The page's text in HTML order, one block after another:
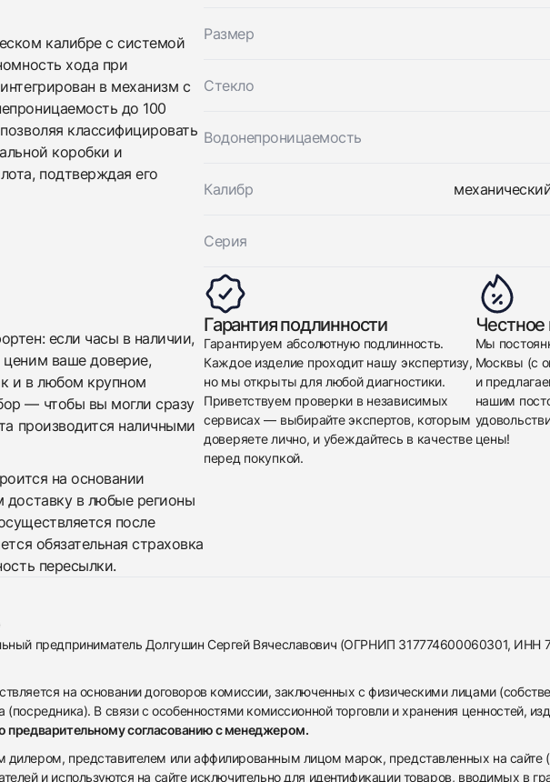
калибре с системой
хода при
в механизм с
до 100
классифицировать
коробки и
подтверждая его
Размер
Стекло
Водонепроницаемость
Калибр
Серия
если часы в наличии,
ваше доверие,
и в любом крупном
— чтобы вы могли сразу
производится наличными
на основании
доставку в любые регионы
после
обязательная страховка
пересылки.
Гарантия подлинности
Гарантируем абсолютную подлинность.
Каждое изделие проходит нашу экспертизу,
но мы открыты для любой диагностики.
Приветствуем проверки в независимых
сервисах — выбирайте экспертов, которым
доверяете лично, и убеждайтесь в качестве
перед покупкой.
Честное
Мы
Москвы (с
и
нашим
цены!
предприниматель Долгушин Сергей Вячеславович (ОГРНИП 317774600060301, ИНН
на основании договоров комиссии, заключенных с физическими лицами
В связи с особенностями комиссионной торговли и хранения ценностей,
предварительному согласованию с менеджером.
представителем или аффилированным лицом марок, представленных на сайте
и используются на сайте исключительно для идентификации товаров, вводимых в